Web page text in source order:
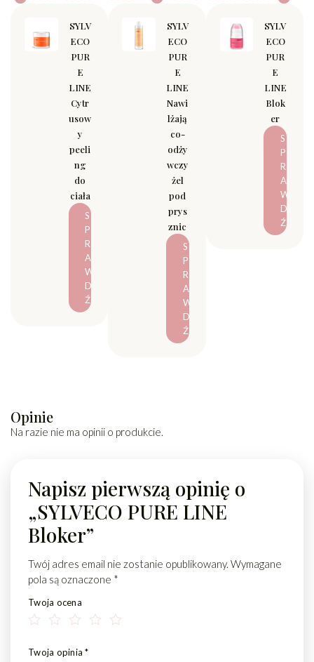
SYLV
ECO
PUR
E
LINE
Cytr
usow
y
peeli
ng
do
ciała
S
P
R
A
W
D
Ź
SYLV
ECO
PUR
E
LINE
Nawi
lżają
co-
odży
wczy
żel
pod
prys
znic
S
P
R
A
W
D
Ź
SYLV
ECO
PUR
E
LINE
Blok
er
S
P
R
A
W
D
Ź
Opinie
Na razie nie ma opinii o produkcie.
Napisz pierwszą opinię o
„SYLVECO PURE LINE
Bloker”
Twój adres email nie zostanie opublikowany. Wymagane
pola są oznaczone *
Twoja ocena
Twoja opinia*